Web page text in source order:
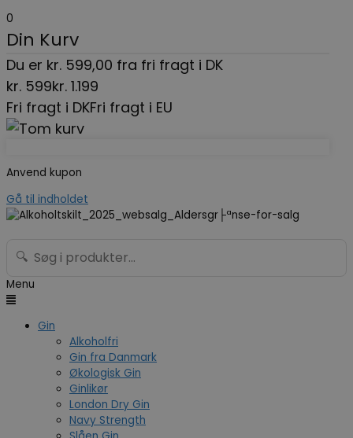
0
Din Kurv
Du er kr. 599,00 fra fri fragt i DK
kr. 599kr. 1.199
Fri fragt i DKFri fragt i EU
Anvend kupon
Gå til indholdet
🔍
Menu
Gin
Alkoholfri
Gin fra Danmark
Økologisk Gin
Ginlikør
London Dry Gin
Navy Strength